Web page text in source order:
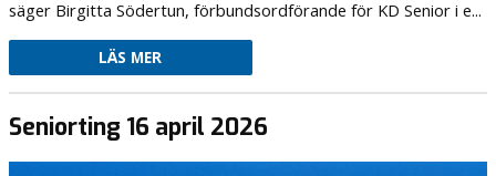
säger Birgitta Södertun, förbundsordförande för KD Senior i e...
LÄS MER
Seniorting 16 april 2026